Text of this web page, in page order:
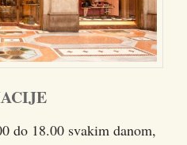
do 18.00 svakim danom,